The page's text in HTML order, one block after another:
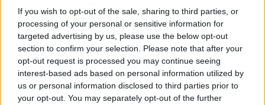
If you wish to opt-out of the sale, sharing to third parties, or
processing of your personal or sensitive information for
targeted advertising by us, please use the below opt-out
section to confirm your selection. Please note that after your
opt-out request is processed you may continue seeing
interest-based ads based on personal information utilized by
us or personal information disclosed to third parties prior to
your opt-out. You may separately opt-out of the further